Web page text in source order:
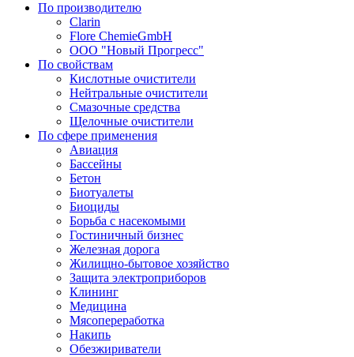
По производителю
Clarin
Flore ChemieGmbH
ООО "Новый Прогресс"
По свойствам
Кислотные очистители
Нейтральные очистители
Смазочные средства
Щелочные очистители
По сфере применения
Авиация
Бассейны
Бетон
Биотуалеты
Биоциды
Борьба с насекомыми
Гостиничный бизнес
Железная дорога
Жилищно-бытовое хозяйство
Защита электроприборов
Клининг
Медицина
Мясопереработка
Накипь
Обезжириватели